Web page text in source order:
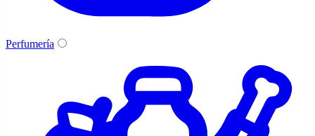
Perfumería